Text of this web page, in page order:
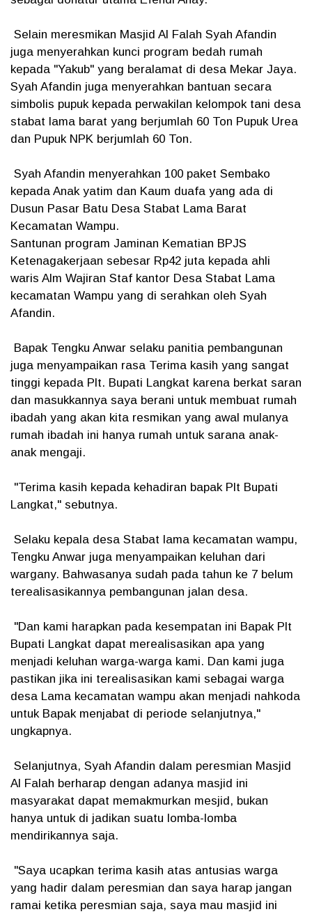
Selain meresmikan Masjid Al Falah Syah Afandin
juga menyerahkan kunci program bedah rumah
kepada "Yakub" yang beralamat di desa Mekar Jaya.
Syah Afandin juga menyerahkan bantuan secara
simbolis pupuk kepada perwakilan kelompok tani desa
stabat lama barat yang berjumlah 60 Ton Pupuk Urea
dan Pupuk NPK berjumlah 60 Ton.
Syah Afandin menyerahkan 100 paket Sembako
kepada Anak yatim dan Kaum duafa yang ada di
Dusun Pasar Batu Desa Stabat Lama Barat
Kecamatan Wampu.
Santunan program Jaminan Kematian BPJS
Ketenagakerjaan sebesar Rp42 juta kepada ahli
waris Alm Wajiran Staf kantor Desa Stabat Lama
kecamatan Wampu yang di serahkan oleh Syah
Afandin.
Bapak Tengku Anwar selaku panitia pembangunan
juga menyampaikan rasa Terima kasih yang sangat
tinggi kepada Plt. Bupati Langkat karena berkat saran
dan masukkannya saya berani untuk membuat rumah
ibadah yang akan kita resmikan yang awal mulanya
rumah ibadah ini hanya rumah untuk sarana anak-
anak mengaji.
"Terima kasih kepada kehadiran bapak Plt Bupati
Langkat," sebutnya.
Selaku kepala desa Stabat lama kecamatan wampu,
Tengku Anwar juga menyampaikan keluhan dari
wargany. Bahwasanya sudah pada tahun ke 7 belum
terealisasikannya pembangunan jalan desa.
"Dan kami harapkan pada kesempatan ini Bapak Plt
Bupati Langkat dapat merealisasikan apa yang
menjadi keluhan warga-warga kami. Dan kami juga
pastikan jika ini terealisasikan kami sebagai warga
desa Lama kecamatan wampu akan menjadi nahkoda
untuk Bapak menjabat di periode selanjutnya,"
ungkapnya.
Selanjutnya, Syah Afandin dalam peresmian Masjid
Al Falah berharap dengan adanya masjid ini
masyarakat dapat memakmurkan mesjid, bukan
hanya untuk di jadikan suatu lomba-lomba
mendirikannya saja.
"Saya ucapkan terima kasih atas antusias warga
yang hadir dalam peresmian dan saya harap jangan
ramai ketika peresmian saja, saya mau masjid ini